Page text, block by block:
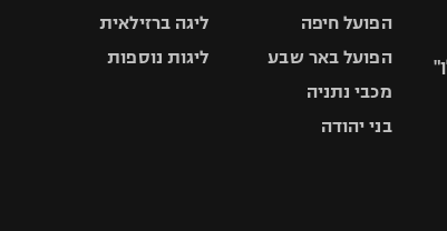
הפועל חיפה
הפועל באר שבע
מכבי נתניה
בני יהודה
ליגה ברזילאית
ליגות נוספות